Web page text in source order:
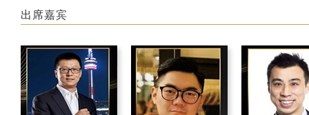
出席嘉宾